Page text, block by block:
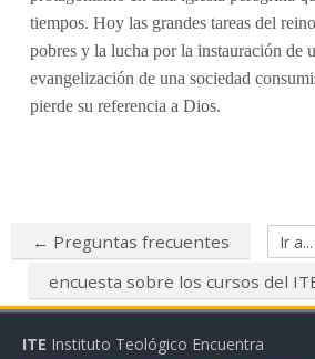
tiempos. Hoy las grandes tareas del
pobres y la lucha por la instauración de
evangelización de una sociedad
pierde su referencia a Dios.
← Preguntas frecuentes Ir a...
encuesta sobre los cursos del
ITE Instituto Teológico Encuentra